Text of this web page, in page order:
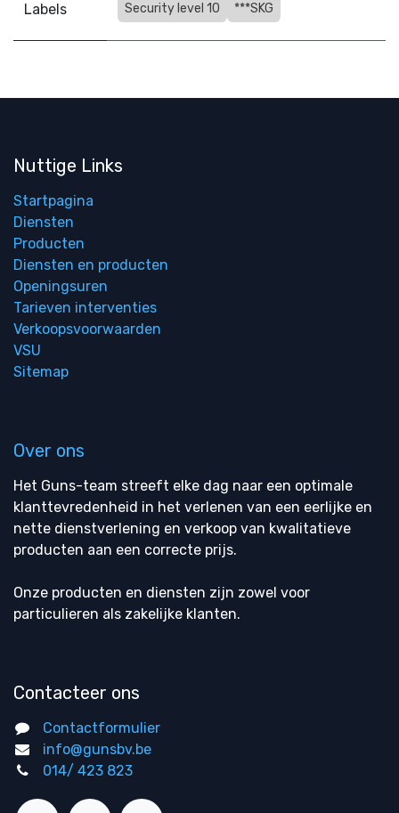
Labels Security level 10 ***SKG
Nuttige Links
Startpagina
Diensten
Producten
Diensten en producten
Openingsuren
Tarieven interventies
Verkoopsvoorwaarden
VSU
Sitemap
Over ons
Het Guns-team streeft elke dag naar een optimale
klanttevredenheid in het verlenen van een eerlijke en
nette dienstverlening en verkoop van kwalitatieve
producten aan een correcte prijs.
Onze producten en diensten zijn zowel voor
particulieren als zakelijke klanten.
Contacteer ons
Contactformulier
info@gunsbv.be
014/ 423 823